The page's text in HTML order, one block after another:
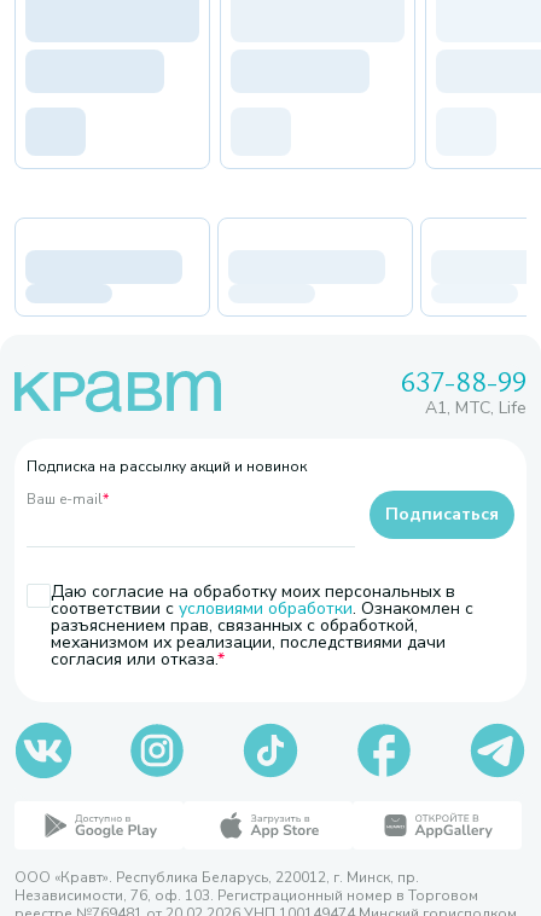
637-88-99
A1, МТС, Life
Подписка на рассылку акций и новинок
Ваш e-mail*
Даю согласие на обработку моих персональных в
соответствии с условиями обработки. Ознакомлен с
разъяснением прав, связанных с обработкой,
механизмом их реализации, последствиями дачи
согласия или отказа.
Подписаться
ООО «Кравт». Республика Беларусь, 220012, г. Минск, пр.
Независимости, 76, оф. 103. Регистрационный номер в Торговом